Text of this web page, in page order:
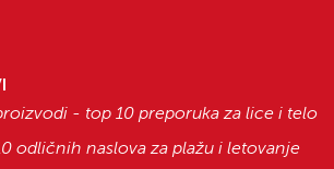
- top 10 preporuka za lice i telo
odličnih naslova za plažu i letovanje